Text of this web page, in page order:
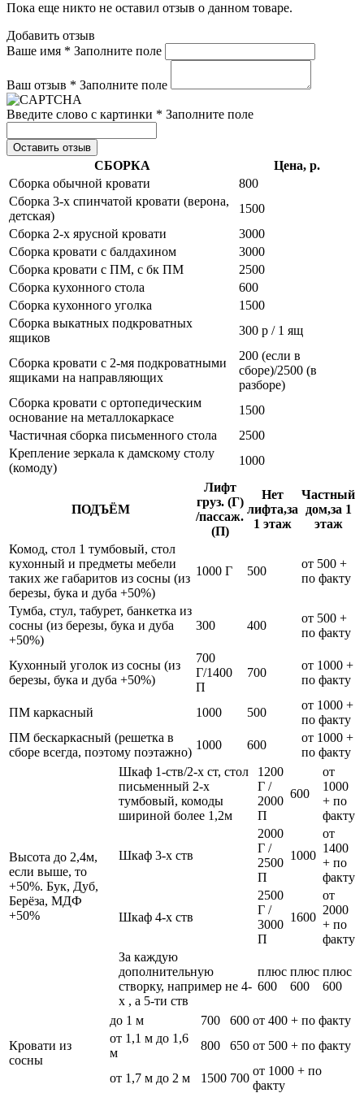
Пока еще никто не оставил отзыв о данном товаре.
Добавить отзыв
Ваше имя * Заполните поле
Ваш отзыв * Заполните поле
Введите слово с картинки * Заполните поле
Оставить отзыв
СБОРКА
Цена, р.
Сборка обычной кровати
800
Сборка 3-х спинчатой кровати (верона,
детская)
1500
Сборка 2-х ярусной кровати
3000
Сборка кровати с балдахином
3000
Сборка кровати с ПМ, с бк ПМ
2500
Сборка кухонного стола
600
Сборка кухонного уголка
1500
Сборка выкатных подкроватных
ящиков
300 р / 1 ящ
Сборка кровати с 2-мя подкроватными
ящиками на направляющих
200 (если в
сборе)/2500 (в
разборе)
Сборка кровати с ортопедическим
основание на металлокаркасе
1500
Частичная сборка письменного стола
2500
Крепление зеркала к дамскому столу
(комоду)
1000
ПОДЪЁМ
Лифт
груз. (Г)
/пассаж.
(П)
Нет
лифта,за
1 этаж
Частный
дом,за 1
этаж
Комод, стол 1 тумбовый, стол
кухонный и предметы мебели
таких же габаритов из сосны (из
березы, бука и дуба +50%)
1000 Г 500
от 500 +
по факту
Тумба, стул, табурет, банкетка из
сосны (из березы, бука и дуба
+50%)
300 400
от 500 +
по факту
Кухонный уголок из сосны (из
березы, бука и дуба +50%)
700
Г/1400
П
700
от 1000 +
по факту
ПМ каркасный 1000 500
от 1000 +
по факту
ПМ бескаркасный (решетка в
сборе всегда, поэтому поэтажно)
1000 600
от 1000 +
по факту
Высота до 2,4м,
если выше, то
+50%. Бук, Дуб,
Берёза, МДФ
+50%
Шкаф 1-ств/2-х ст, стол
письменный 2-х
тумбовый, комоды
шириной более 1,2м
1200
Г /
2000
П
600
от
1000
+ по
факту
Шкаф 3-х ств
2000
Г /
2500
П
1000
от
1400
+ по
факту
Шкаф 4-х ств
2500
Г /
3000
П
1600
от
2000
+ по
факту
За каждую
дополнительную
створку, например не 4-
х , а 5-ти ств
плюс
600
плюс
600
плюс
600
Кровати из
сосны
до 1 м 700 600 от 400 + по факту
от 1,1 м до 1,6
м
800 650 от 500 + по факту
от 1,7 м до 2 м 1500 700
от 1000 + по
факту